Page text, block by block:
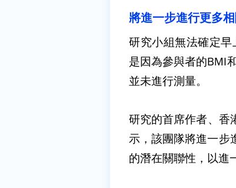
將進一步進行更多
研究小組無法確定
是因為參與者的BMI
並未進行測量。
研究的首席作者、香
示，該團隊將進一步
的潛在關聯性，以進